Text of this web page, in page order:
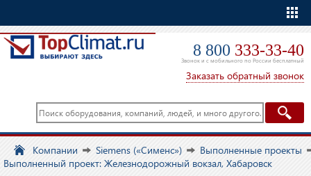
8 800 333-33-40
Звонок и с мобильного по России бесплатный
Заказать обратный звонок
Компании Siemens («Сименс»)
Выполненные проекты
Выполненный проект: Железнодорожный вокзал, Хабаровск